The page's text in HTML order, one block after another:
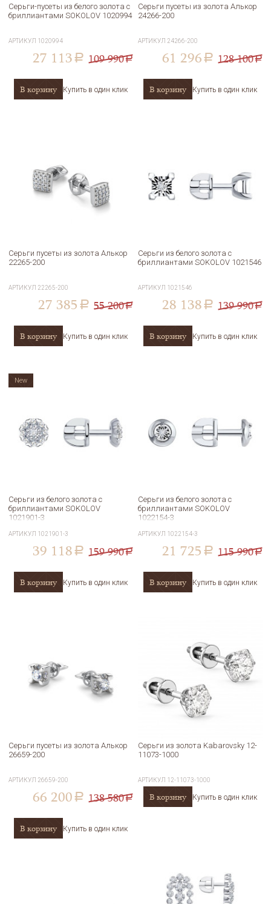
Серьги-пусеты из белого золота с
бриллиантами SOKOLOV 1020994
АРТИКУЛ 1020994
27 113 a 109 990a
В корзину Купить в один клик
Серьги пусеты из золота Алькор
24266-200
АРТИКУЛ 24266-200
61 296 a 128 100a
В корзину Купить в один клик
Серьги пусеты из золота Алькор
22265-200
АРТИКУЛ 22265-200
27 385 a 55 200a
В корзину Купить в один клик
Серьги из белого золота с
бриллиантами SOKOLOV 1021546
АРТИКУЛ 1021546
28 138 a 139 990a
В корзину Купить в один клик
Серьги из белого золота с
бриллиантами SOKOLOV
1021901-3
АРТИКУЛ 1021901-3
39 118 a 159 990a
В корзину Купить в один клик
New
Серьги из белого золота с
бриллиантами SOKOLOV
1022154-3
АРТИКУЛ 1022154-3
21 725 a 115 990a
В корзину Купить в один клик
Серьги пусеты из золота Алькор
26659-200
АРТИКУЛ 26659-200
66 200 a 138 580a
В корзину Купить в один клик
Серьги из золота Kabarovsky 12-
11073-1000
АРТИКУЛ 12-11073-1000
В корзину Купить в один клик